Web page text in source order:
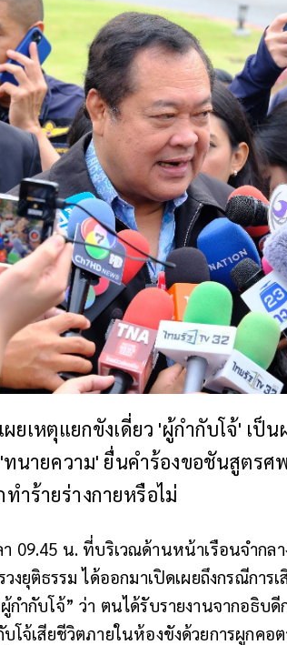
ผยเหตุแยกขังเดี่ยว 'ผู้กำกับโจ้' เป็
นายความ' ยื่นคำร้องขอชันสูตรศ
ำร้ายร่างกายหรือไม่
09.45 น. ที่บริเวณด้านหน้าเรือนจำกล
งยุติธรรม ได้ออกมาเปิดเผยถึงกรณีการ
ำกับโจ้” ว่า ตนได้รับรายงานจากอธิบ
โจ้เสียชีวิตภายในห้องขังด้วยการผูกคอ